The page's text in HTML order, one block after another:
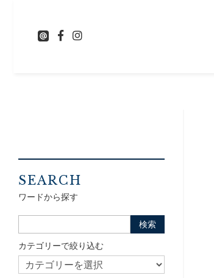
SEARCH
ワードから探す
カテゴリーで絞り込む